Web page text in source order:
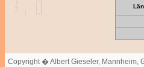
Copyright � Albert Gieseler, Mannheim,